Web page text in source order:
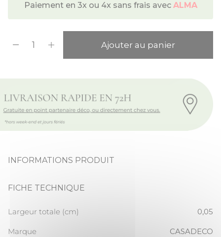
Paiement en 3x ou 4x sans frais avec ALMA
Ajouter au panier
INFORMATIONS PRODUIT
FICHE TECHNIQUE
Largeur totale (cm) 0,05
Marque CASADECO